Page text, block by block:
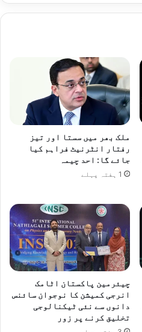
ملک بھر میں سستا اور تیز
رفتار انٹرنیٹ فراہم کیا
جائے گا: احد چیمہ
1 ہفتہ پہلے
چیئرمین پاکستان اٹامک
انرجی کمیشن کا نوجوان سائنس
دانوں سے نئی ٹیکنالوجی
تخلیق کرنے پر زور